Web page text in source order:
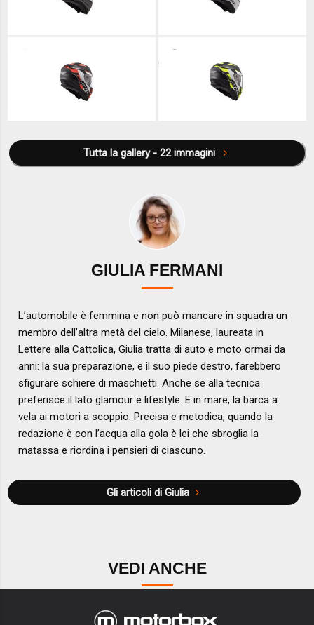
Tutta la gallery - 22 immagini
GIULIA FERMANI
L’automobile è femmina e non può mancare in squadra un
membro dell’altra metà del cielo. Milanese, laureata in
Lettere alla Cattolica, Giulia tratta di auto e moto ormai da
anni: la sua preparazione, e il suo piede destro, farebbero
sfigurare schiere di maschietti. Anche se alla tecnica
preferisce il lato glamour e lifestyle. E in mare, la barca a
vela ai motori a scoppio. Precisa e metodica, quando la
redazione è con l’acqua alla gola è lei che sbroglia la
matassa e riordina i pensieri di ciascuno.
Gli articoli di Giulia
VEDI ANCHE